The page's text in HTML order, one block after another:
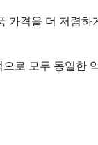
격을 더 저렴
로 모두 동일